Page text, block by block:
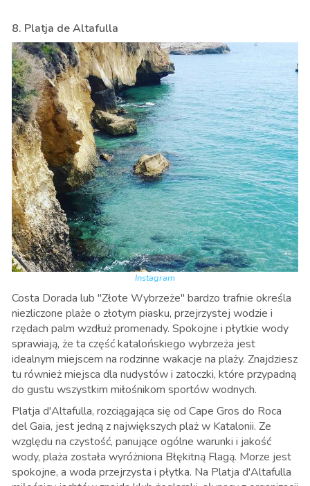
8. Platja de Altafulla
Instagram
Costa Dorada lub "Złote Wybrzeże" bardzo trafnie określa
niezliczone plaże o złotym piasku, przejrzystej wodzie i
rzędach palm wzdłuż promenady. Spokojne i płytkie wody
sprawiają, że ta część katalońskiego wybrzeża jest
idealnym miejscem na rodzinne wakacje na plaży. Znajdziesz
tu również miejsca dla nudystów i zatoczki, które przypadną
do gustu wszystkim miłośnikom sportów wodnych.
Platja d'Altafulla, rozciągająca się od Cape Gros do Roca
del Gaia, jest jedną z największych plaż w Katalonii. Ze
względu na czystość, panujące ogólne warunki i jakość
wody, plaża została wyróżniona Błękitną Flagą. Morze jest
spokojne, a woda przejrzysta i płytka. Na Platja d'Altafulla